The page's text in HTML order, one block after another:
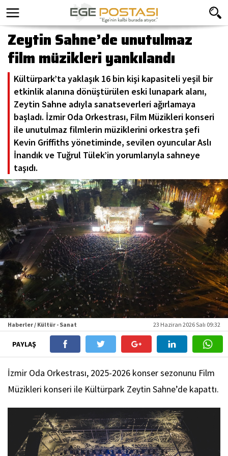
Zeytin Sahne’de unutulmaz
film müzikleri yankılandı
Kültürpark’ta yaklaşık 16 bin kişi kapasiteli yeşil bir
etkinlik alanına dönüştürülen eski lunapark alanı,
Zeytin Sahne adıyla sanatseverleri ağırlamaya
başladı. İzmir Oda Orkestrası, Film Müzikleri konseri
ile unutulmaz filmlerin müziklerini orkestra şefi
Kevin Griffiths yönetiminde, sevilen oyuncular Aslı
İnandık ve Tuğrul Tülek’in yorumlarıyla sahneye
taşıdı.
Haberler / Kültür - Sanat 23 Haziran 2026 Salı 09:32
PAYLAŞ
İzmir Oda Orkestrası, 2025-2026 konser sezonunu Film
Müzikleri konseri ile Kültürpark Zeytin Sahne’de kapattı.